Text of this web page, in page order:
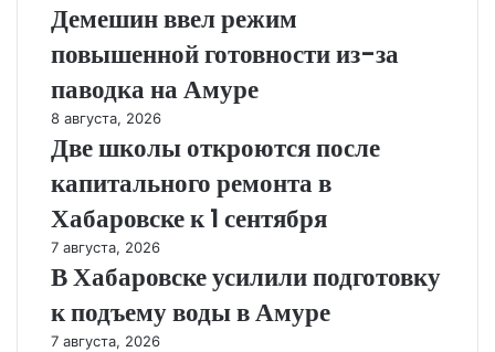
Демешин ввел режим
повышенной готовности из-за
паводка на Амуре
8 августа, 2026
Две школы откроются после
капитального ремонта в
Хабаровске к 1 сентября
7 августа, 2026
В Хабаровске усилили подготовку
к подъему воды в Амуре
7 августа, 2026